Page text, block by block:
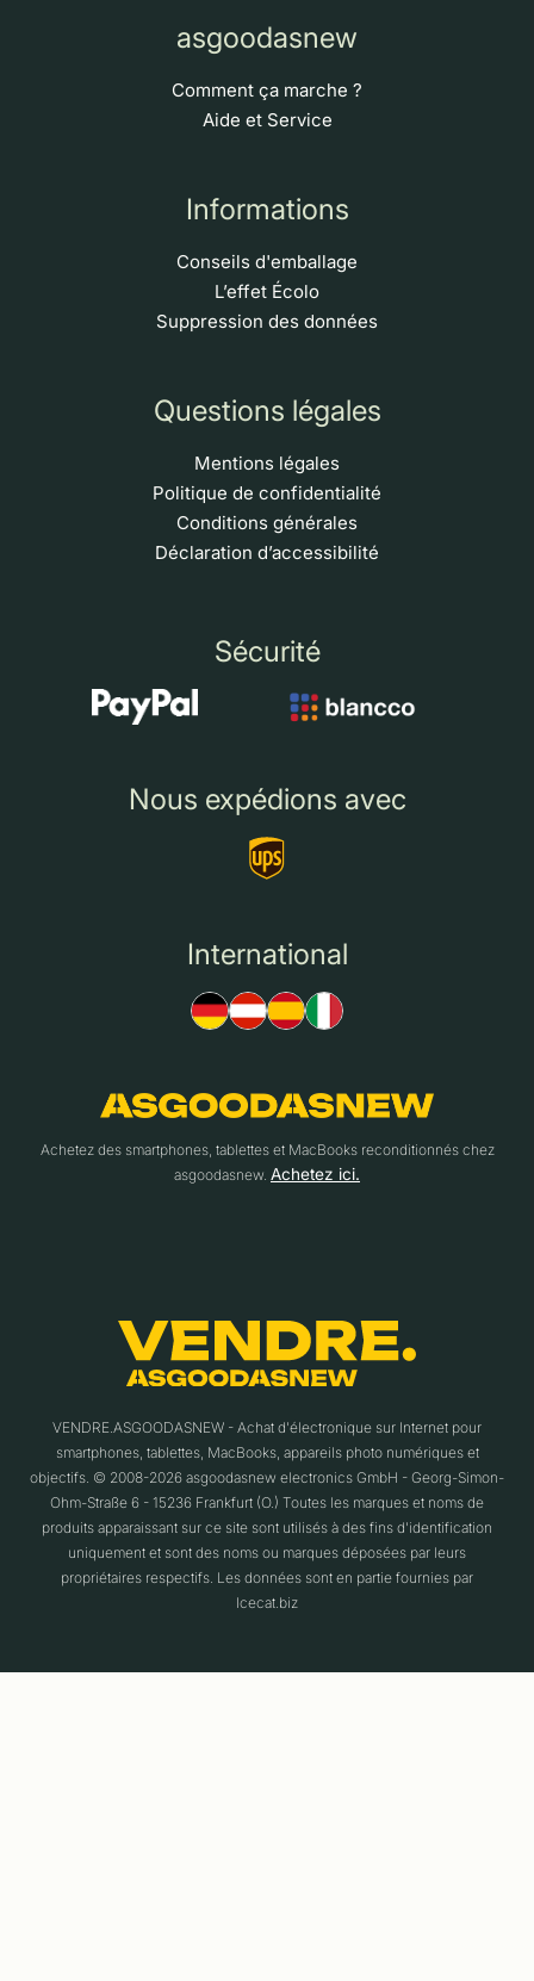
asgoodasnew
Comment ça marche ?
Aide et Service
Informations
Conseils d'emballage
L’effet Écolo
Suppression des données
Questions légales
Mentions légales
Politique de confidentialité
Conditions générales
Déclaration d’accessibilité
Sécurité
Nous expédions avec
International
Achetez des smartphones, tablettes et MacBooks reconditionnés chez
asgoodasnew. Achetez ici.
VENDRE.ASGOODASNEW - Achat d'électronique sur Internet pour
smartphones, tablettes, MacBooks, appareils photo numériques et
objectifs. © 2008-2026 asgoodasnew electronics GmbH - Georg-Simon-
Ohm-Straße 6 - 15236 Frankfurt (O.) Toutes les marques et noms de
produits apparaissant sur ce site sont utilisés à des fins d'identification
uniquement et sont des noms ou marques déposées par leurs
propriétaires respectifs. Les données sont en partie fournies par
Icecat.biz